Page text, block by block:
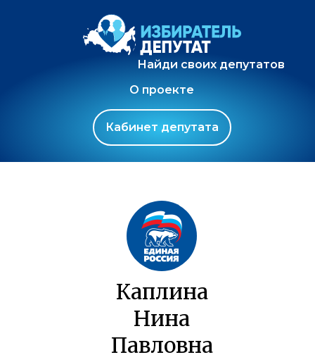
Найди своих депутатов
О проекте
Кабинет депутата
Каплина
Нина
Павловна